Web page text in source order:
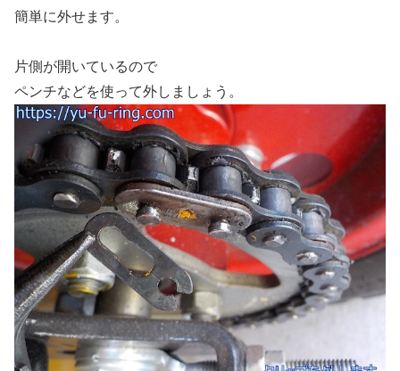
簡単に外せます。
片側が開いているので
ペンチなどを使って外しましょう。